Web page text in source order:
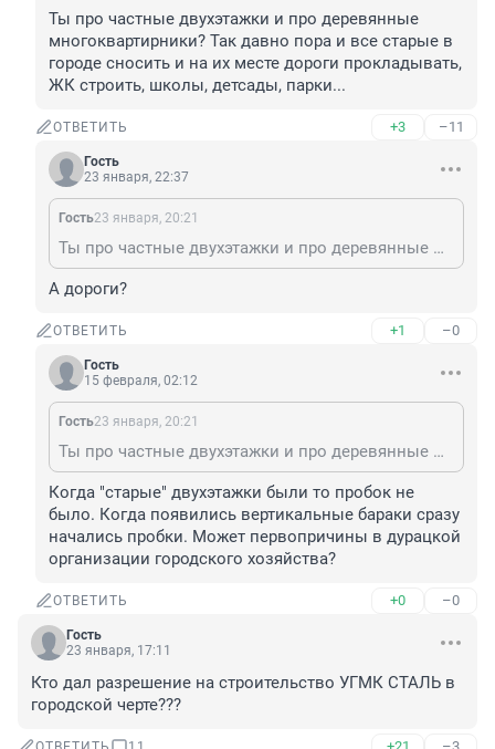
Ты про частные двухэтажки и про деревянные
многоквартирники? Так давно пора и все старые в
городе сносить и на их месте дороги прокладывать,
ЖК строить, школы, детсады, парки...
ОТВЕТИТЬ +3 –11
Гость
23 января, 22:37
Гость23 января, 20:21
Ты про частные двухэтажки и про деревянные многоквартирники? Так давно пора и все старые в городе сносить и на их месте дороги прокладывать, ЖК строить, школы, детсады, парки...
А дороги?
ОТВЕТИТЬ +1 –0
Гость
15 февраля, 02:12
Гость23 января, 20:21
Ты про частные двухэтажки и про деревянные многоквартирники? Так давно пора и все старые в городе сносить и на их месте дороги прокладывать, ЖК строить, школы, детсады, парки...
Когда "старые" двухэтажки были то пробок не
было. Когда появились вертикальные бараки сразу
начались пробки. Может первопричины в дурацкой
организации городского хозяйства?
ОТВЕТИТЬ +0 –0
Гость
23 января, 17:11
Кто дал разрешение на строительство УГМК СТАЛЬ в
городской черте???